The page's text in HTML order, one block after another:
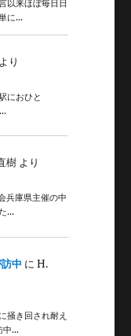
以来ほぼ毎日日
に…
より
におひと
樹 より
兵庫県主催の中
…
中 にH.
掻き回され耐え
中…